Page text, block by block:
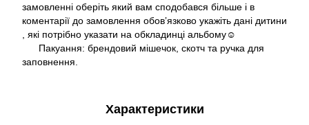
замовленні оберіть який вам сподобався більше і в
коментарії до замовлення обовʼязково укажіть дані дитини
, які потрібно указати на обкладинці альбому☺️
Пакуання: брендовий мішечок, скотч та ручка для
заповнення.
Характеристики